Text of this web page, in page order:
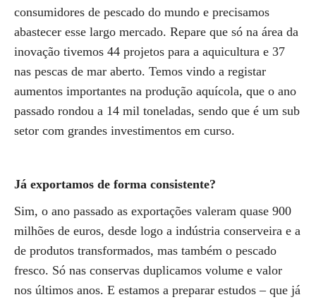
consumidores de pescado do mundo e precisamos
abastecer esse largo mercado. Repare que só na área da
inovação tivemos 44 projetos para a aquicultura e 37
nas pescas de mar aberto. Temos vindo a registar
aumentos importantes na produção aquícola, que o ano
passado rondou a 14 mil toneladas, sendo que é um sub
setor com grandes investimentos em curso.
Já exportamos de forma consistente?
Sim, o ano passado as exportações valeram quase 900
milhões de euros, desde logo a indústria conserveira e a
de produtos transformados, mas também o pescado
fresco. Só nas conservas duplicamos volume e valor
nos últimos anos. E estamos a preparar estudos – que já